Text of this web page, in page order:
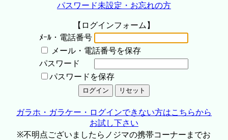
パスワード未設定・お忘れの方
【ログインフォーム】
ﾒｰﾙ・電話番号
メール・電話番号を保存
パスワード
パスワードを保存
ガラホ・ガラケー・ログインできない方はこちらから
お試し下さい
※不明点ございましたらノジマの携帯コーナーまでお